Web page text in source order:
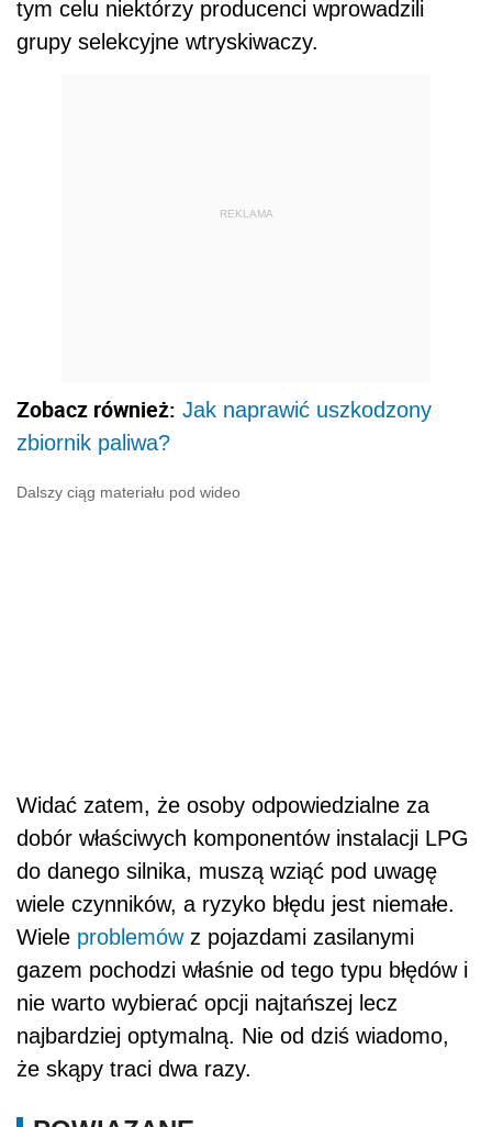
tym celu niektórzy producenci wprowadzili
grupy selekcyjne wtryskiwaczy.
REKLAMA
Zobacz również: Jak naprawić uszkodzony
zbiornik paliwa?
Dalszy ciąg materiału pod wideo
Widać zatem, że osoby odpowiedzialne za
dobór właściwych komponentów instalacji LPG
do danego silnika, muszą wziąć pod uwagę
wiele czynników, a ryzyko błędu jest niemałe.
Wiele problemówz pojazdami zasilanymi
gazem pochodzi właśnie od tego typu błędów i
nie warto wybierać opcji najtańszej lecz
najbardziej optymalną. Nie od dziś wiadomo,
że skąpy traci dwa razy.